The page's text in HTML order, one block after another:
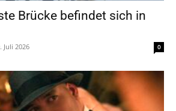
Brücke befindet sich in
Juli 2026 0